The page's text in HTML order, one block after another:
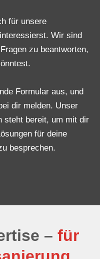
für unsere
Wir sind
zu beantworten,
Formular aus, und
dir melden. Unser
steht bereit, um mit dir
für deine
besprechen.
– für